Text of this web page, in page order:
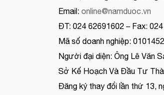
Email: online@namduoc.vn
ĐT: 024 62691602 – Fax:
Mã số doanh nghiệp:
Người đại diện: Ông Lê Văn
Sở Kế Hoạch Và Đầu Tư
Đăng ký thay đổi lần thứ 13,